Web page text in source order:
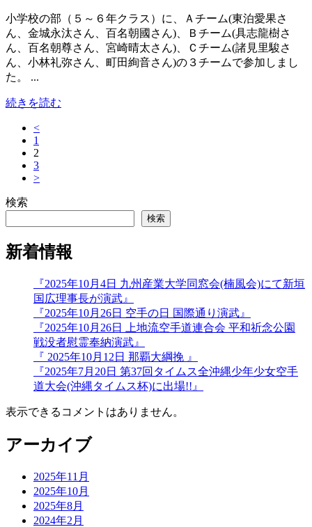
小学校の部（５～６年クラス）に、Ａチーム(東泊愛果さ
ん、金城永汰さん、百名朝國さん)、Ｂチーム(具志龍樹さ
ん、百名朝尊さん、宮崎晴太さん)、Ｃチーム(諸見里駿さ
ん、小林礼弥さん、町田絢音さん)の３チームで参加しまし
た。 ...
続きを読む
ペ
ー
ジ
<
1
2
3
>
検索
検索
新着情報
『2025年10月4日 九州産業大学同窓会(楠風会)にて新垣
国広理事長が演武』
『2025年10月26日 空手の日 国際通り演武』
『2025年10月26日 上地流空手道連合会 平和祈念公園
戦没者慰霊奉納演武』
『 2025年10月12日 那覇大綱挽 』
『2025年7月20日 第37回タイムス全沖縄少年少女空手
道大会(沖縄タイムス杯)に出場!!』
表示できるコメントはありません。
アーカイブ
2025年11月
2025年10月
2025年8月
2024年2月